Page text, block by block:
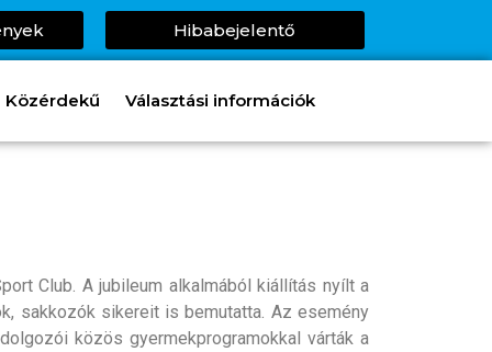
Hibabejelentő
Közérdekű Választási információk
Club. A jubileum alkalmából kiállítás nyílt a
sakkozók sikereit is bemutatta. Az esemény
közös gyermekprogramokkal várták a